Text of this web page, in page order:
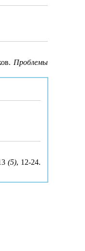
Проблемы
(5), 12-24.